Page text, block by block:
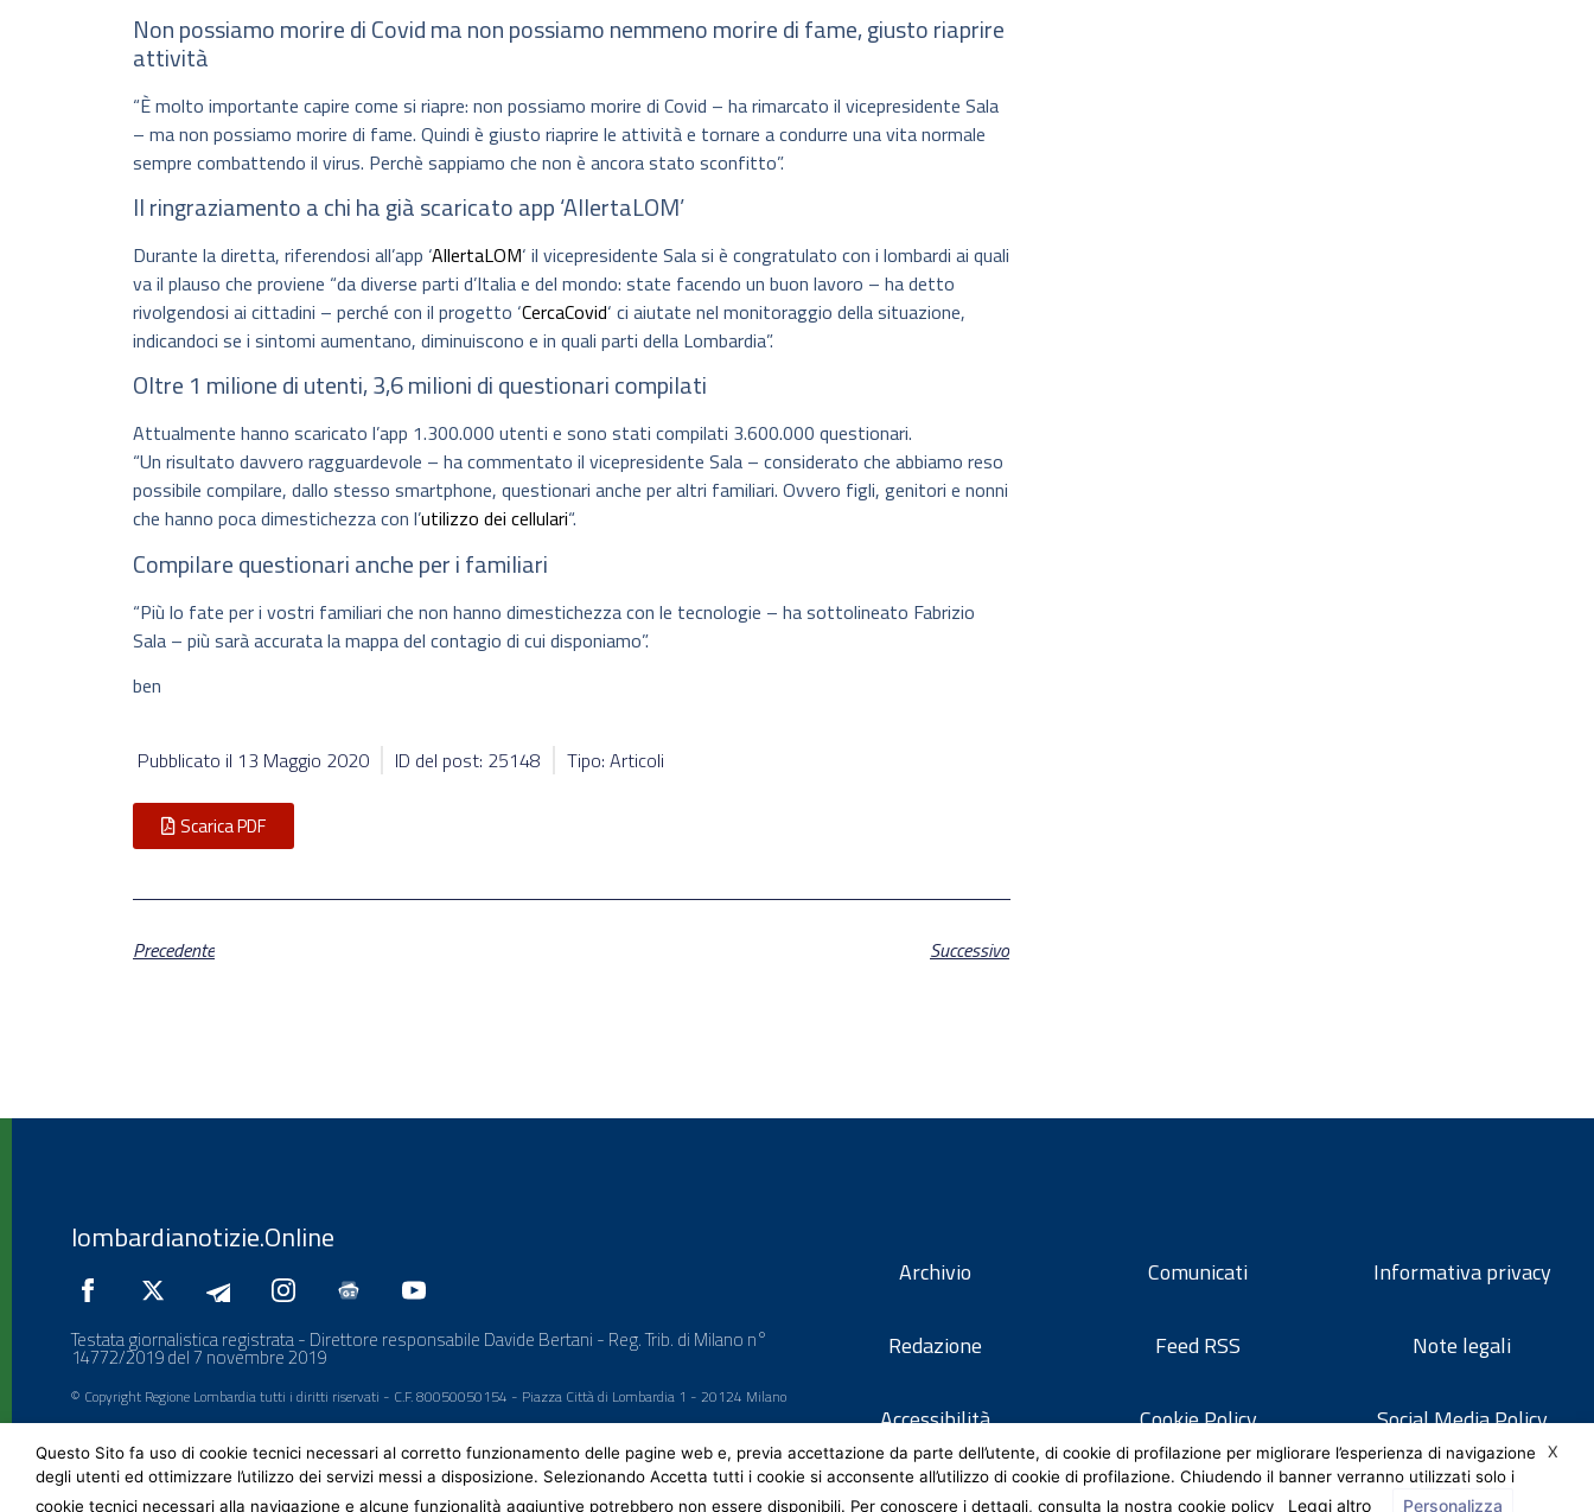
Non possiamo morire di Covid ma non possiamo nemmeno morire di fame, giusto riaprire
attività
“È molto importante capire come si riapre: non possiamo morire di Covid – ha rimarcato il vicepresidente Sala
– ma non possiamo morire di fame. Quindi è giusto riaprire le attività e tornare a condurre una vita normale
sempre combattendo il virus. Perchè sappiamo che non è ancora stato sconfitto”.
Il ringraziamento a chi ha già scaricato app ‘AllertaLOM’
Durante la diretta, riferendosi all’app ‘AllertaLOM‘ il vicepresidente Sala si è congratulato con i lombardi ai quali
va il plauso che proviene “da diverse parti d’Italia e del mondo: state facendo un buon lavoro – ha detto
rivolgendosi ai cittadini – perché con il progetto ‘CercaCovid‘ ci aiutate nel monitoraggio della situazione,
indicandoci se i sintomi aumentano, diminuiscono e in quali parti della Lombardia”.
Oltre 1 milione di utenti, 3,6 milioni di questionari compilati
Attualmente hanno scaricato l’app 1.300.000 utenti e sono stati compilati 3.600.000 questionari.
“Un risultato davvero ragguardevole – ha commentato il vicepresidente Sala – considerato che abbiamo reso
possibile compilare, dallo stesso smartphone, questionari anche per altri familiari. Ovvero figli, genitori e nonni
che hanno poca dimestichezza con l’utilizzo dei cellulari“.
Compilare questionari anche per i familiari
“Più lo fate per i vostri familiari che non hanno dimestichezza con le tecnologie – ha sottolineato Fabrizio
Sala – più sarà accurata la mappa del contagio di cui disponiamo”.
ben
Pubblicato il 13 Maggio 2020 ID del post: 25148 Tipo: Articoli
Scarica PDF
Precedente Successivo
lombardianotizie.Online
Testata giornalistica registrata - Direttore responsabile Davide Bertani - Reg. Trib. di Milano n°
14772/2019 del 7 novembre 2019
© Copyright Regione Lombardia tutti i diritti riservati - C.F. 80050050154 - Piazza Città di Lombardia 1 - 20124 Milano
Archivio
Redazione
Accessibilità
Comunicati
Feed RSS
Cookie Policy
Informativa privacy
Note legali
Social Media Policy
X
Questo Sito fa uso di cookie tecnici necessari al corretto funzionamento delle pagine web e, previa accettazione da parte dell’utente, di cookie di profilazione per migliorare l’esperienza di navigazione
degli utenti ed ottimizzare l’utilizzo dei servizi messi a disposizione. Selezionando Accetta tutti i cookie si acconsente all’utilizzo di cookie di profilazione. Chiudendo il banner verranno utilizzati solo i
cookie tecnici necessari alla navigazione e alcune funzionalità aggiuntive potrebbero non essere disponibili. Per conoscere i dettagli, consulta la nostra cookie policy
Leggi altro Personalizza